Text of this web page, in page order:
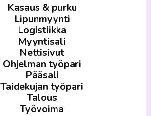
Kasaus & purku
Lipunmyynti
Logistiikka
Myyntisali
Nettisivut
Ohjelman työpari
Pääsali
Taidekujan työpari
Talous
Työvoima